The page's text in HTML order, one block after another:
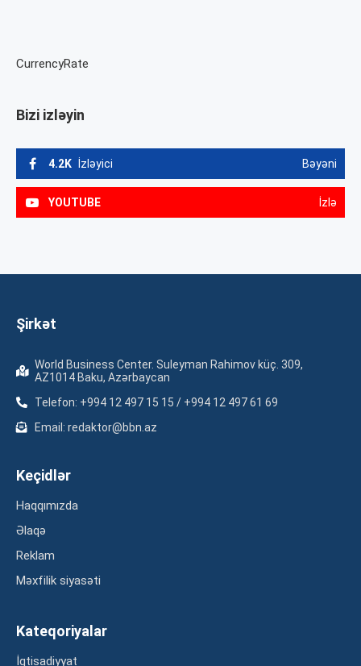
CurrencyRate
Bizi izləyin
4.2K İzləyici Bəyəni
YOUTUBE İzlə
Şirkət
World Business Center. Suleyman Rahimov küç. 309,
AZ1014 Baku, Azərbaycan
Telefon: +994 12 497 15 15 / +994 12 497 61 69
Email: redaktor@bbn.az
Keçidlər
Haqqımızda
Əlaqə
Reklam
Məxfilik siyasəti
Kateqoriyalar
İqtisadiyyat